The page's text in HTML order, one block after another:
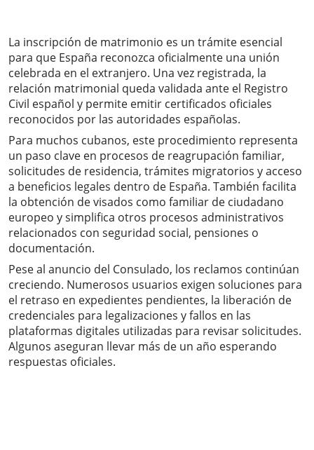
La inscripción de matrimonio es un trámite esencial
para que España reconozca oficialmente una unión
celebrada en el extranjero. Una vez registrada, la
relación matrimonial queda validada ante el Registro
Civil español y permite emitir certificados oficiales
reconocidos por las autoridades españolas.
Para muchos cubanos, este procedimiento representa
un paso clave en procesos de reagrupación familiar,
solicitudes de residencia, trámites migratorios y acceso
a beneficios legales dentro de España. También facilita
la obtención de visados como familiar de ciudadano
europeo y simplifica otros procesos administrativos
relacionados con seguridad social, pensiones o
documentación.
Pese al anuncio del Consulado, los reclamos continúan
creciendo. Numerosos usuarios exigen soluciones para
el retraso en expedientes pendientes, la liberación de
credenciales para legalizaciones y fallos en las
plataformas digitales utilizadas para revisar solicitudes.
Algunos aseguran llevar más de un año esperando
respuestas oficiales.